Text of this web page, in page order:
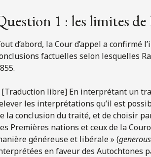
1 : les limites de
d’abord, la Cour d’appel a
factuelles selon lesquelles
[Traduction libre] En interprétant un
les interprétations qu’il est
la conclusion du traité, et de choisir
Premières nations et ceux de la
généreuse et libérale » (
en faveur des Autochtones